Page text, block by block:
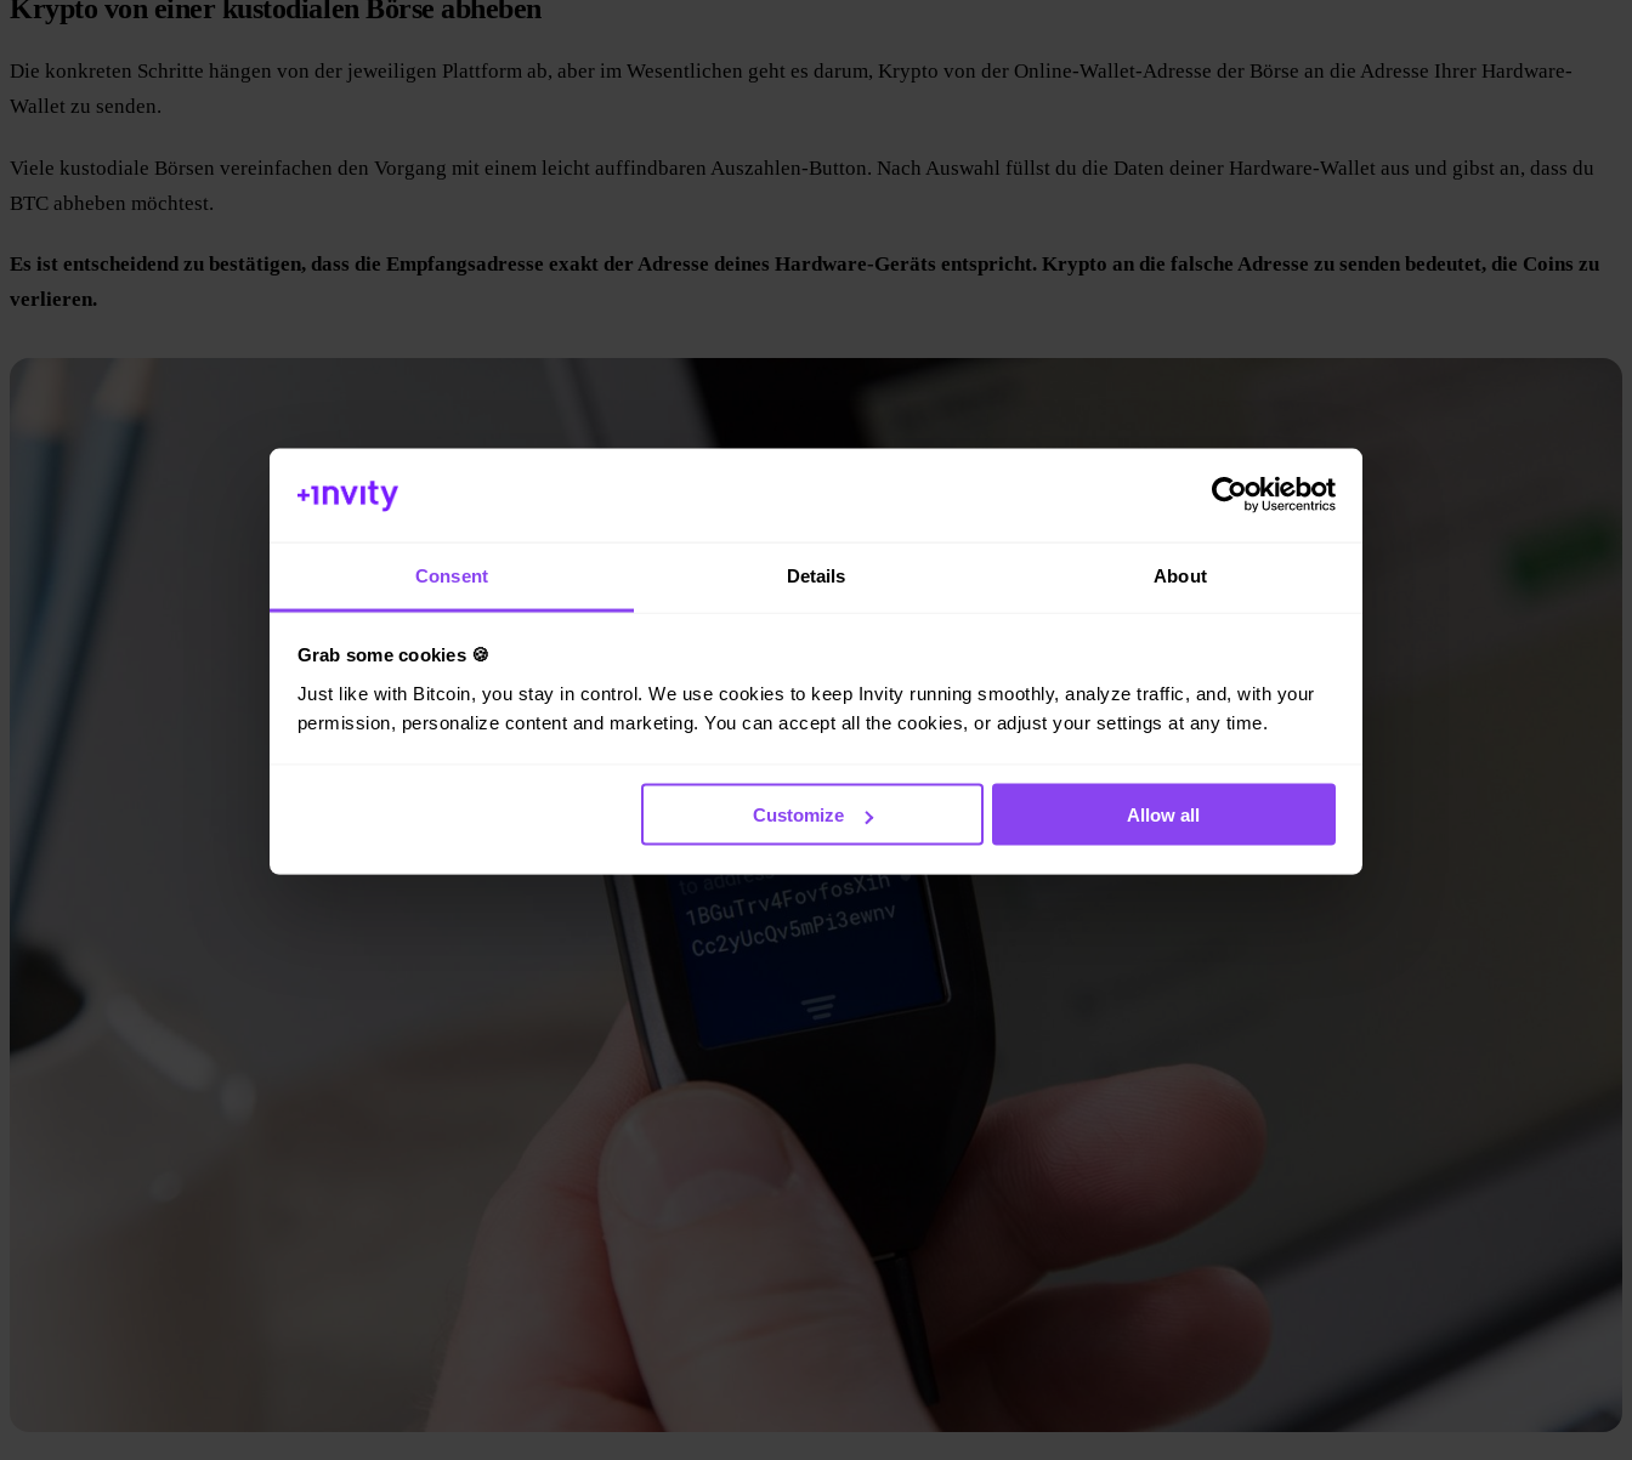
Consent Details About
Grab some cookies 🍪
Just like with Bitcoin, you stay in control. We use cookies to keep Invity running smoothly, analyze traffic, and, with your
permission, personalize content and marketing. You can accept all the cookies, or adjust your settings at any time.
Customize Allow all
Krypto von einer kustodialen Börse abheben
Die konkreten Schritte hängen von der jeweiligen Plattform ab, aber im Wesentlichen geht es darum, Krypto von der Online-Wallet-Adresse der Börse an die Adresse Ihrer Hardware-
Wallet zu senden.
Viele kustodiale Börsen vereinfachen den Vorgang mit einem leicht auffindbaren Auszahlen-Button. Nach Auswahl füllst du die Daten deiner Hardware-Wallet aus und gibst an, dass du
BTC abheben möchtest.
Es ist entscheidend zu bestätigen, dass die Empfangsadresse exakt der Adresse deines Hardware-Geräts entspricht. Krypto an die falsche Adresse zu senden bedeutet, die Coins zu
verlieren.